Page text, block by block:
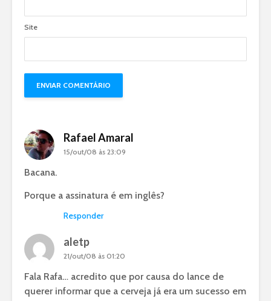
Site
Rafael Amaral
15/out/08 às 23:09
Bacana.
Porque a assinatura é em inglês?
Responder
aletp
21/out/08 às 01:20
Fala Rafa… acredito que por causa do lance de
querer informar que a cerveja já era um sucesso em